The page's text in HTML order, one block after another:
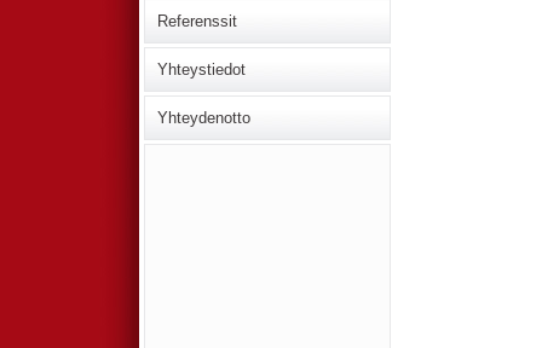
Referenssit
Yhteystiedot
Yhteydenotto